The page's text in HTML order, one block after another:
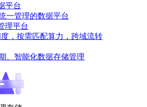
平台
一管理的数据平台
理平台
，按需匹配算力，跨域流转
、智能化数据存储管理